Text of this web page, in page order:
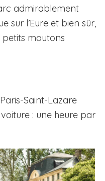
admirablement
sur l’Eure et bien sûr,
moutons
Saint-Lazare
: une heure par